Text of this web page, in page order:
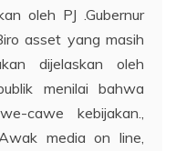
oleh PJ .Gubernur
asset yang masih
dijelaskan oleh
menilai bahwa
cawe kebijakan.,
media on line,